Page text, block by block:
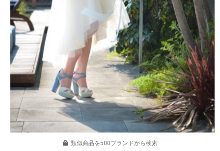
類似商品を500ブランドから検索